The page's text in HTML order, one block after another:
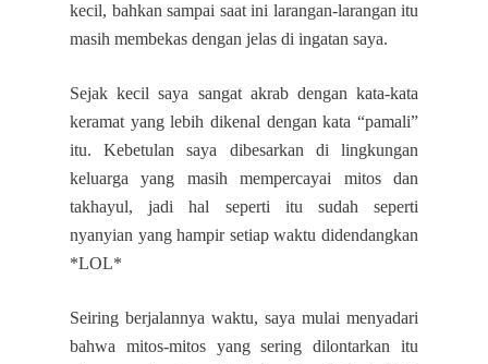
kecil, bahkan sampai saat ini larangan-larangan itu
masih membekas dengan jelas di ingatan saya.
Sejak kecil saya sangat akrab dengan kata-kata
keramat yang lebih dikenal dengan kata “pamali”
itu. Kebetulan saya dibesarkan di lingkungan
keluarga yang masih mempercayai mitos dan
takhayul, jadi hal seperti itu sudah seperti
nyanyian yang hampir setiap waktu didendangkan
*LOL*
Seiring berjalannya waktu, saya mulai menyadari
bahwa mitos-mitos yang sering dilontarkan itu